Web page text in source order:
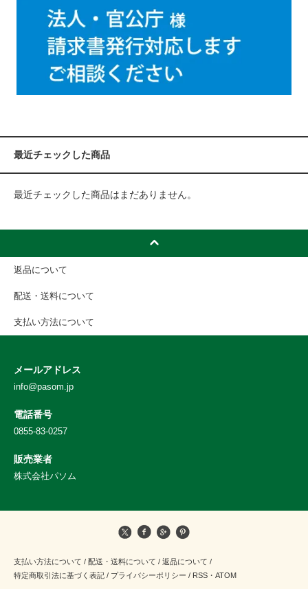
最近チェックした商品
最近チェックした商品はまだありません。
返品について
配送・送料について
支払い方法について
メールアドレス
info@pasom.jp
電話番号
0855-83-0257
販売業者
株式会社パソム
支払い方法について / 配送・送料について / 返品について /
特定商取引法に基づく表記 / プライバシーポリシー / RSS ・ ATOM